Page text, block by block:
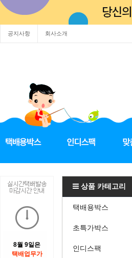
공지사항 회사소개
8월 9일은
택배업무가
상품 카테고리
택배용박스
초특가박스
인디스팩